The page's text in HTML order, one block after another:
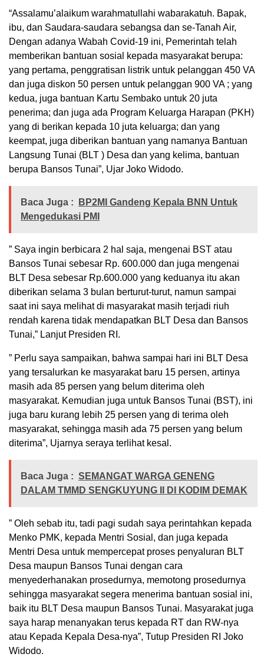
“Assalamu’alaikum warahmatullahi wabarakatuh. Bapak,
ibu, dan Saudara-saudara sebangsa dan se-Tanah Air,
Dengan adanya Wabah Covid-19 ini, Pemerintah telah
memberikan bantuan sosial kepada masyarakat berupa:
yang pertama, penggratisan listrik untuk pelanggan 450 VA
dan juga diskon 50 persen untuk pelanggan 900 VA ; yang
kedua, juga bantuan Kartu Sembako untuk 20 juta
penerima; dan juga ada Program Keluarga Harapan (PKH)
yang di berikan kepada 10 juta keluarga; dan yang
keempat, juga diberikan bantuan yang namanya Bantuan
Langsung Tunai (BLT ) Desa dan yang kelima, bantuan
berupa Bansos Tunai”, Ujar Joko Widodo.
Baca Juga :
BP2MI Gandeng Kepala BNN Untuk
Mengedukasi PMI
” Saya ingin berbicara 2 hal saja, mengenai BST atau
Bansos Tunai sebesar Rp. 600.000 dan juga mengenai
BLT Desa sebesar Rp.600.000 yang keduanya itu akan
diberikan selama 3 bulan berturut-turut, namun sampai
saat ini saya melihat di masyarakat masih terjadi riuh
rendah karena tidak mendapatkan BLT Desa dan Bansos
Tunai,” Lanjut Presiden RI.
” Perlu saya sampaikan, bahwa sampai hari ini BLT Desa
yang tersalurkan ke masyarakat baru 15 persen, artinya
masih ada 85 persen yang belum diterima oleh
masyarakat. Kemudian juga untuk Bansos Tunai (BST), ini
juga baru kurang lebih 25 persen yang di terima oleh
masyarakat, sehingga masih ada 75 persen yang belum
diterima”, Ujarnya seraya terlihat kesal.
Baca Juga : SEMANGAT WARGA GENENG
DALAM TMMD SENGKUYUNG II DI KODIM DEMAK
” Oleh sebab itu, tadi pagi sudah saya perintahkan kepada
Menko PMK, kepada Mentri Sosial, dan juga kepada
Mentri Desa untuk mempercepat proses penyaluran BLT
Desa maupun Bansos Tunai dengan cara
menyederhanakan prosedurnya, memotong prosedurnya
sehingga masyarakat segera menerima bantuan sosial ini,
baik itu BLT Desa maupun Bansos Tunai. Masyarakat juga
saya harap menanyakan terus kepada RT dan RW-nya
atau Kepada Kepala Desa-nya”, Tutup Presiden RI Joko
Widodo.